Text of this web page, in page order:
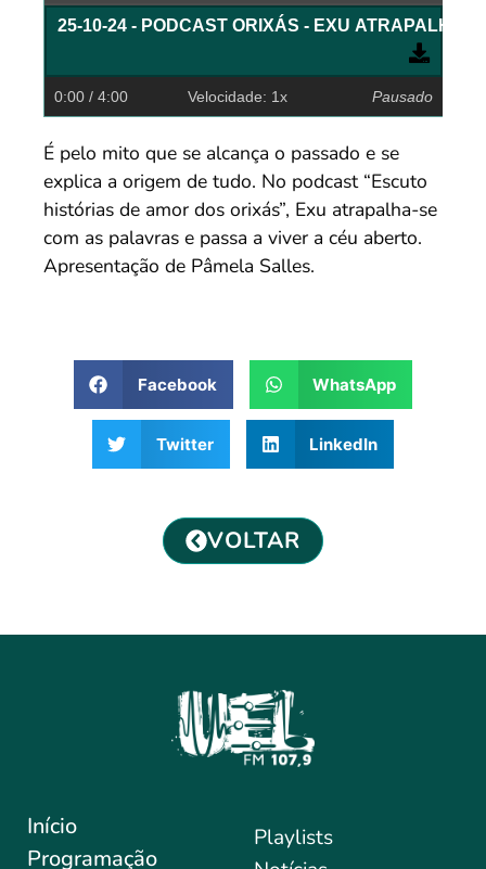
25-10-24 - PODCAST ORIXÁS - EXU ATRAPALHA-
0:00 / 4:00 Velocidade: 1x Pausado
É pelo mito que se alcança o passado e se
explica a origem de tudo. No podcast “Escuto
histórias de amor dos orixás”, Exu atrapalha-se
com as palavras e passa a viver a céu aberto.
Apresentação de Pâmela Salles.
Facebook WhatsApp
Twitter LinkedIn
VOLTAR
Início
Programação
Playlists